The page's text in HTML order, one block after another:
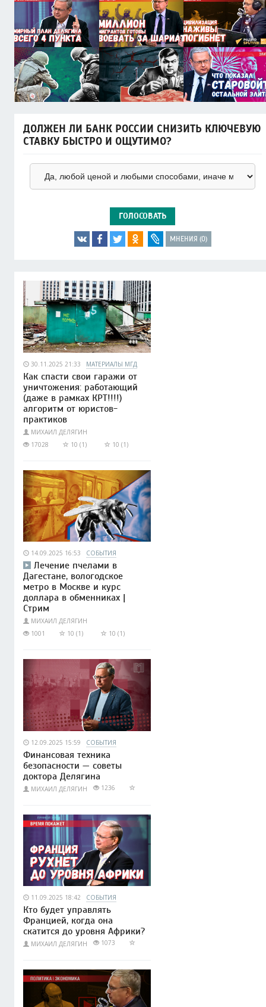
ДОЛЖЕН ЛИ БАНК РОССИИ СНИЗИТЬ КЛЮЧЕВУЮ
СТАВКУ БЫСТРО И ОЩУТИМО?
ГОЛОСОВАТЬ
МНЕНИЯ (0)
30.11.2025 21:33 МАТЕРИАЛЫ МГД
Как спасти свои гаражи от
уничтожения: работающий
(даже в рамках КРТ!!!!)
алгоритм от юристов-
практиков
МИХАИЛ ДЕЛЯГИН
17028
10 (1) 10 (1)
14.09.2025 16:53 СОБЫТИЯ
Лечение пчелами в
Дагестане, вологодское
метро в Москве и курс
доллара в обменниках |
Стрим
МИХАИЛ ДЕЛЯГИН
1001
10 (1) 10 (1)
12.09.2025 15:59 СОБЫТИЯ
Финансовая техника
безопасности — советы
доктора Делягина
МИХАИЛ ДЕЛЯГИН 1236
11.09.2025 18:42 СОБЫТИЯ
Кто будет управлять
Францией, когда она
скатится до уровня Африки?
МИХАИЛ ДЕЛЯГИН 1073